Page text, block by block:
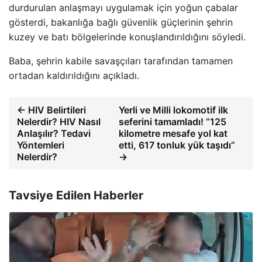
durdurulan anlaşmayı uygulamak için yoğun çabalar
gösterdi, bakanlığa bağlı güvenlik güçlerinin şehrin
kuzey ve batı bölgelerinde konuşlandırıldığını söyledi.
Baba, şehrin kabile savaşçıları tarafından tamamen
ortadan kaldırıldığını açıkladı.
← HIV Belirtileri
Nelerdir? HIV Nasıl
Anlaşılır? Tedavi
Yöntemleri
Nelerdir?
Yerli ve Milli lokomotif ilk
seferini tamamladı! “125
kilometre mesafe yol kat
etti, 617 tonluk yük taşıdı”
→
Tavsiye Edilen Haberler